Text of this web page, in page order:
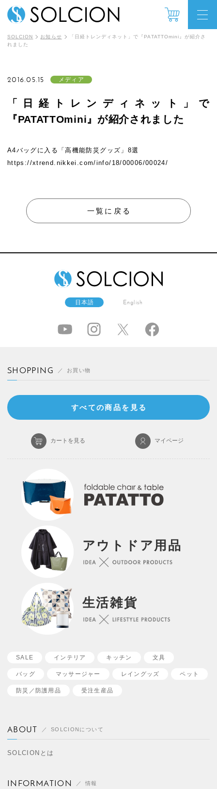
SOLCION お知らせ
「日経トレンディネット」で『PATATTOmini』が紹介さ
れました
「日経トレンディネット」で
『PATATTOmini』が紹介されました
2016.05.15 メディア
A4バッグに入る「高機能防災グッズ」8選
https://xtrend.nikkei.com/info/18/00006/00024/
一覧に戻る
日本語 English
SHOPPING お買い物
すべての商品を見る
カートを見る マイページ
アウトドア用品
生活雑貨
SALE インテリア キッチン 文具
バッグ マッサージャー レイングッズ ペット
防災／ 防護用品 受注生産品
ABOUT SOLCIONについて
SOLCIONとは
INFORMATION 情報